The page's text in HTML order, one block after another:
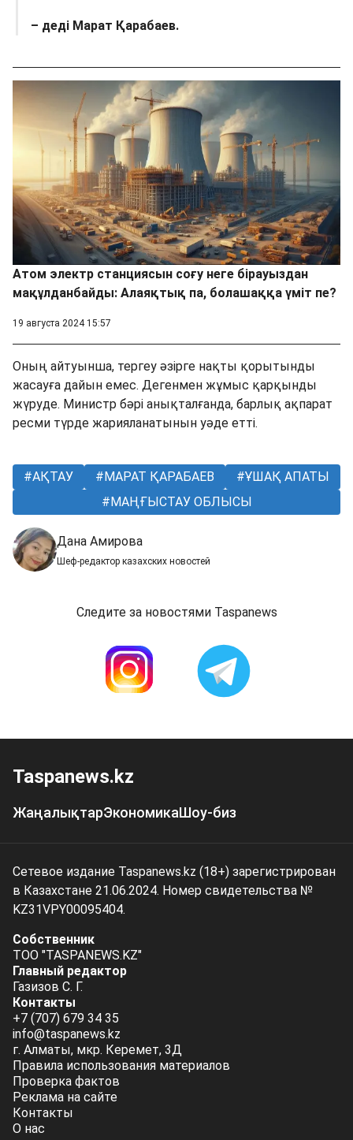
– деді Марат Қарабаев.
Атом электр станциясын соғу неге бірауыздан
мақұлданбайды: Алаяқтық па, болашаққа үміт пе?
19 августа 2024 15:57
Оның айтуынша, тергеу әзірге нақты қорытынды
жасауға дайын емес. Дегенмен жұмыс қарқынды
жүруде. Министр бәрі анықталғанда, барлық ақпарат
ресми түрде жарияланатынын уәде етті.
АҚТАУ МАРАТ ҚАРАБАЕВ
ҰШАҚ АПАТЫ
МАҢҒЫСТАУ ОБЛЫСЫ
Дана Амирова
Шеф-редактор казахских новостей
Следите за новостями Taspanews
Taspanews.kz
ЖаңалықтарЭкономикаШоу-биз
Сетевое издание Taspanews.kz (18+) зарегистрирован
в Казахстане 21.06.2024. Номер свидетельства №
KZ31VPY00095404.
Собственник
ТОО "TASPANEWS.KZ"
Главный редактор
Газизов С. Г.
Контакты
+7 (707) 679 34 35
info@taspanews.kz
г. Алматы, мкр. Керемет, 3Д
Правила использования материалов
Проверка фактов
Реклама на сайте
Контакты
О нас